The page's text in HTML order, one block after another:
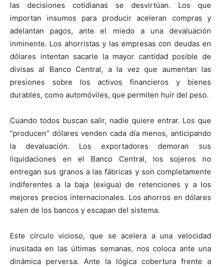
las decisiones cotidianas se desvirtúan. Los que
importan insumos para producir aceleran compras y
adelantan pagos, ante el miedo a una devaluación
inminente. Los ahorristas y las empresas con deudas en
dólares intentan sacarle la mayor cantidad posible de
divisas al Banco Central, a la vez que aumentan las
presiones sobre los activos financieros y bienes
durables, como automóviles, que permiten huir del peso.
Cuando todos buscan salir, nadie quiere entrar. Los que
“producen” dólares venden cada día menos, anticipando
la devaluación. Los exportadores demoran sus
liquidaciones en el Banco Central, los sojeros no
entregan sus granos a las fábricas y son completamente
indiferentes a la baja (exigua) de retenciones y a los
mejores precios internacionales. Los ahorros en dólares
salen de los bancos y escapan del sistema.
Este círculo vicioso, que se acelera a una velocidad
inusitada en las últimas semanas, nos coloca ante una
dinámica perversa. Ante la lógica cobertura frente a